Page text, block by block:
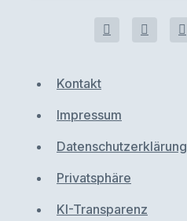
Kontakt
Impressum
Datenschutzerklärung
Privatsphäre
KI-Transparenz